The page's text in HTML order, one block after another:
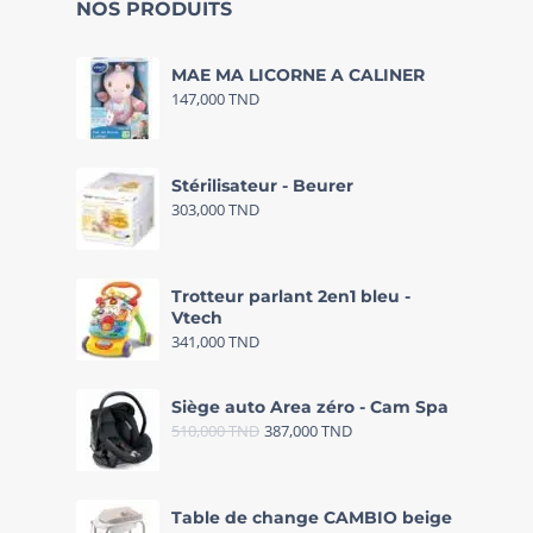
NOS PRODUITS
MAE MA LICORNE A CALINER
147,000TND
Stérilisateur - Beurer
303,000TND
Trotteur parlant 2en1 bleu -
Vtech
341,000TND
Siège auto Area zéro - Cam Spa
510,000TND 387,000TND
Table de change CAMBIO beige